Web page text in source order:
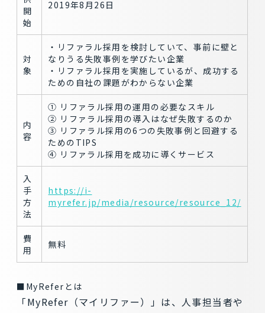
開
始
2019年8月26日
対
象
・リファラル採用を検討していて、事前に壁と
なりうる失敗事例を学びたい企業
・リファラル採用を実施しているが、成功する
ための自社の課題がわからない企業
内
容
① リファラル採用の運用の必要なスキル
② リファラル採用の導入はなぜ失敗するのか
③ リファラル採用の6つの失敗事例と回避する
ためのTIPS
④ リファラル採用を成功に導くサービス
入
手
方
法
https://i-
myrefer.jp/media/resource/resource_12/
費
用
無料
■MyReferとは
「MyRefer（マイリファー）」は、人事担当者や